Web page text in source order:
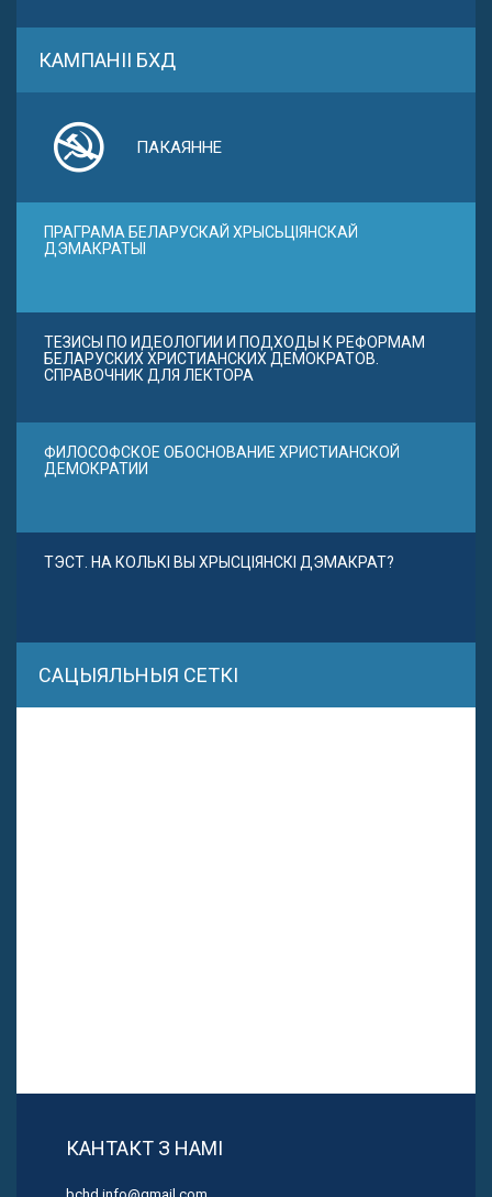
КАМПАНІІ БХД
ПАКАЯННЕ
ПРАГРАМА БЕЛАРУСКАЙ ХРЫСЬЦІЯНСКАЙ
ДЭМАКРАТЫІ
ТЕЗИСЫ ПО ИДЕОЛОГИИ И ПОДХОДЫ К РЕФОРМАМ
БЕЛАРУСКИХ ХРИСТИАНСКИХ ДЕМОКРАТОВ.
СПРАВОЧНИК ДЛЯ ЛЕКТОРА
ФИЛОСОФСКОЕ ОБОСНОВАНИЕ ХРИСТИАНСКОЙ
ДЕМОКРАТИИ
ТЭСТ. НА КОЛЬКІ ВЫ ХРЫСЦІЯНСКІ ДЭМАКРАТ?
САЦЫЯЛЬНЫЯ СЕТКІ
КАНТАКТ З НАМІ